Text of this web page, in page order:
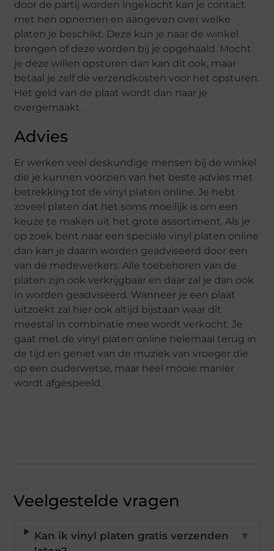
door de partij worden ingekocht kan je contact
met hen opnemen en aangeven over welke
platen je beschikt. Deze kun je naar de winkel
brengen of deze worden bij je opgehaald. Mocht
je deze willen opsturen dan kan dit ook, maar
betaal je zelf de verzendkosten voor het opsturen.
Het geld van de plaat wordt dan naar je
overgemaakt.
Advies
Er werken veel deskundige mensen bij de winkel
die je kunnen voorzien van het beste advies met
betrekking tot de vinyl platen online. Je hebt
zoveel platen dat het soms moeilijk is om een
keuze te maken uit het grote assortiment. Als je
op zoek bent naar een speciale vinyl platen online
dan kan je daarin worden geadviseerd door een
van de medewerkers. Alle toebehoren van de
platen zijn ook verkrijgbaar en daar zal je dan ook
in worden geadviseerd. Wanneer je een plaat
uitzoekt zal hier ook altijd bijstaan waar dit
meestal in combinatie mee wordt verkocht. Je
gaat met de vinyl platen online helemaal terug in
de tijd en geniet van de muziek van vroeger die
op een ouderwetse, maar heel mooie manier
wordt afgespeeld.
Veelgestelde vragen
Kan ik vinyl platen gratis verzenden
▼